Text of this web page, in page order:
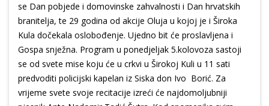
se Dan pobjede i domovinske zahvalnosti i Dan hrvatskih
branitelja, te 29 godina od akcije Oluja u kojoj je i Široka
Kula dočekala oslobođenje. Ujedno bit će proslavljena i
Gospa snježna. Program u ponedjeljak 5.kolovoza sastoji
se od svete mise koju će u crkvi u Širokoj Kuli u 11 sati
predvoditi policijski kapelan iz Siska don Ivo Borić. Za
vrijeme svete svoje recitacije izreći će najdomoljubniji